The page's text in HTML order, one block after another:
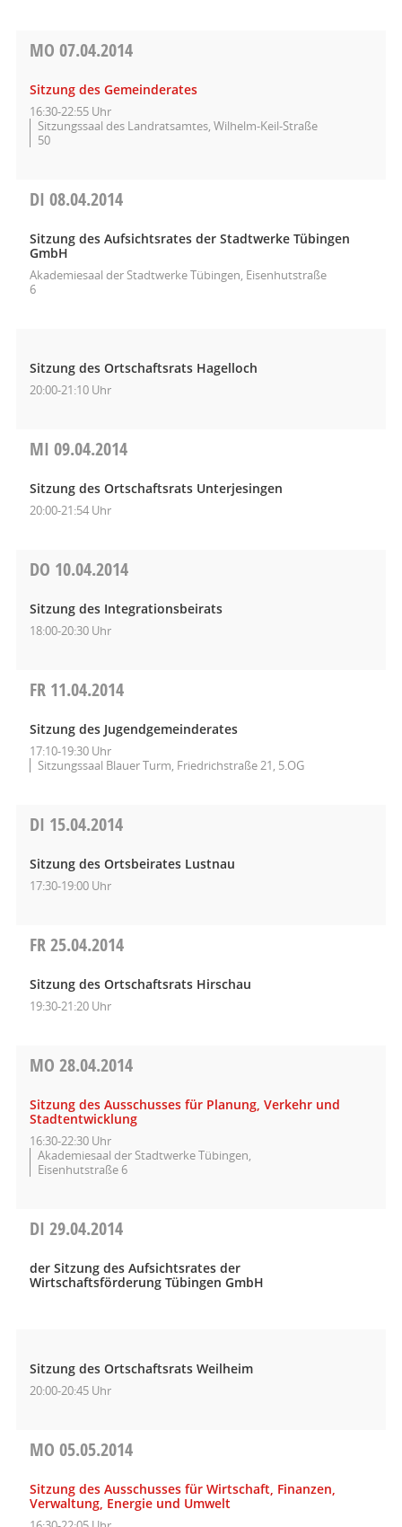
MO 07.04.2014
Sitzung des Gemeinderates
16:30-22:55 Uhr
Sitzungssaal des Landratsamtes, Wilhelm-Keil-Straße
50
DI 08.04.2014
Sitzung des Aufsichtsrates der Stadtwerke Tübingen
GmbH
Akademiesaal der Stadtwerke Tübingen, Eisenhutstraße
6
Sitzung des Ortschaftsrats Hagelloch
20:00-21:10 Uhr
MI 09.04.2014
Sitzung des Ortschaftsrats Unterjesingen
20:00-21:54 Uhr
DO 10.04.2014
Sitzung des Integrationsbeirats
18:00-20:30 Uhr
FR 11.04.2014
Sitzung des Jugendgemeinderates
17:10-19:30 Uhr
Sitzungssaal Blauer Turm, Friedrichstraße 21, 5.OG
DI 15.04.2014
Sitzung des Ortsbeirates Lustnau
17:30-19:00 Uhr
FR25.04.2014
Sitzung des Ortschaftsrats Hirschau
19:30-21:20 Uhr
MO 28.04.2014
Sitzung des Ausschusses für Planung, Verkehr und
Stadtentwicklung
16:30-22:30 Uhr
Akademiesaal der Stadtwerke Tübingen,
Eisenhutstraße 6
DI 29.04.2014
der Sitzung des Aufsichtsrates der
Wirtschaftsförderung Tübingen GmbH
Sitzung des Ortschaftsrats Weilheim
20:00-20:45 Uhr
MO 05.05.2014
Sitzung des Ausschusses für Wirtschaft, Finanzen,
Verwaltung, Energie und Umwelt